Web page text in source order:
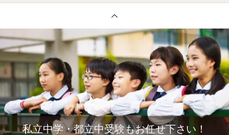
私立中学・都立中受験もお任せ下さい！